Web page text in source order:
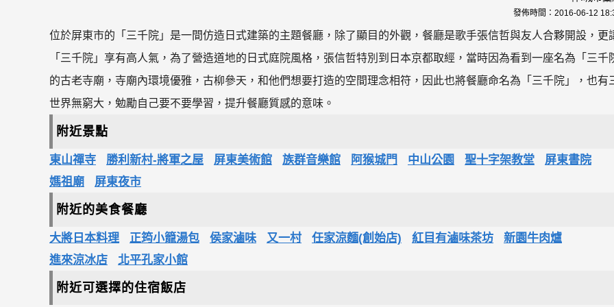
發佈時間： 2016-06-12
位於屏東市的「三千院」是一間仿造日式建築的主題餐廳，除了顯目的外觀，餐廳是歌手張信哲與友人合夥開設，更
「三千院」享有高人氣，為了營造道地的日式庭院風格，張信哲特別到日本京都取經，當時因為看到一座名為「三千
的古老寺廟，寺廟內環境優雅，古柳參天，和他們想要打造的空間理念相符，因此也將餐廳命名為「三千院」，也有
世界無窮大，勉勵自己要不要學習，提升餐廳質感的意味。
附近景點
東山禪寺 勝利新村-將軍之屋 屏東美術館 族群音樂館 阿猴城門 中山公園 聖十字架教堂
屏東書院
媽祖廟
屏東夜市
附近的美食餐廳
大將日本料理 正筠小籠湯包 侯家滷味 又一村 任家涼麵(創始店) 紅目有滷味茶坊
新園牛肉爐
進來涼冰店
北平孔家小館
附近可選擇的住宿飯店